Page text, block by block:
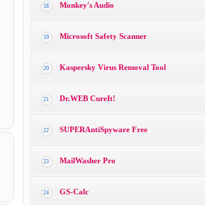
18 Monkey′s Audio
19 Microsoft Safety Scanner
20 Kaspersky Virus Removal Tool
21 Dr.WEB CureIt!
22 SUPERAntiSpyware Free
23 MailWasher Pro
24 GS-Calc